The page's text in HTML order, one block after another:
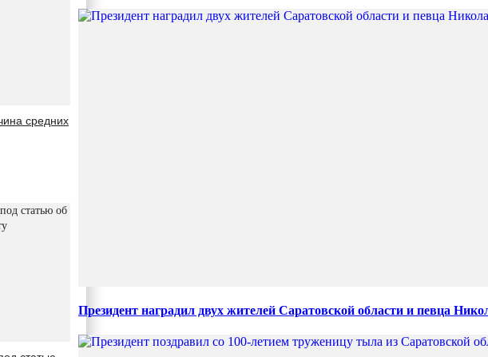
средних
Президент наградил двух жителей Саратовской области и певца